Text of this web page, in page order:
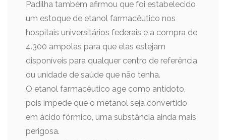
Padilha também afirmou que foi estabelecido
um estoque de etanol farmacêutico nos
hospitais universitários federais e a compra de
4.300 ampolas para que elas estejam
disponíveis para qualquer centro de referência
ou unidade de saúde que não tenha.
O etanol farmacêutico age como antídoto,
pois impede que o metanol seja convertido
em ácido fórmico, uma substância ainda mais
perigosa.